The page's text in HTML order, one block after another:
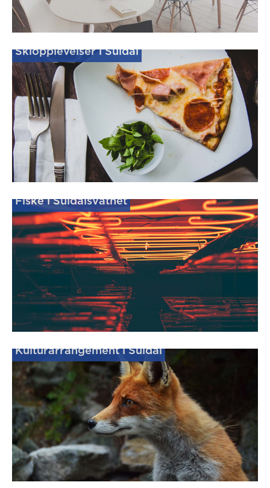
Skiopplevelser i Suldal
Fiske i Suldalsvatnet
Kulturarrangement i Suldal